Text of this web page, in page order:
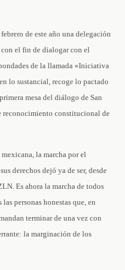
de este año una delegación
el fin de dialogar con el
de la llamada «Iniciativa
lo sustancial, recoge lo pactado
mesa del diálogo de San
reconocimiento constitucional de
la marcha por el
derechos dejó ya de ser, desde
Es ahora la marcha de todos
personas honestas que, en
terminar de una vez con
la marginación de los